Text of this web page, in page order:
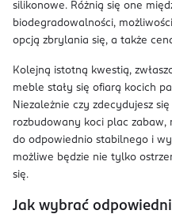
silikonowe. Różnią się one
biodegradowalności,
opcją zbrylania się, a także
Kolejną istotną kwestią,
meble stały się ofiarą kocich
Niezależnie czy zdecydujesz
rozbudowany koci plac zabaw,
do odpowiednio stabilnego i
możliwe będzie nie tylko
się.
Jak wybrać